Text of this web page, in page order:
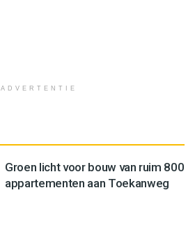
ADVERTENTIE
Groen licht voor bouw van ruim 800
appartementen aan Toekanweg